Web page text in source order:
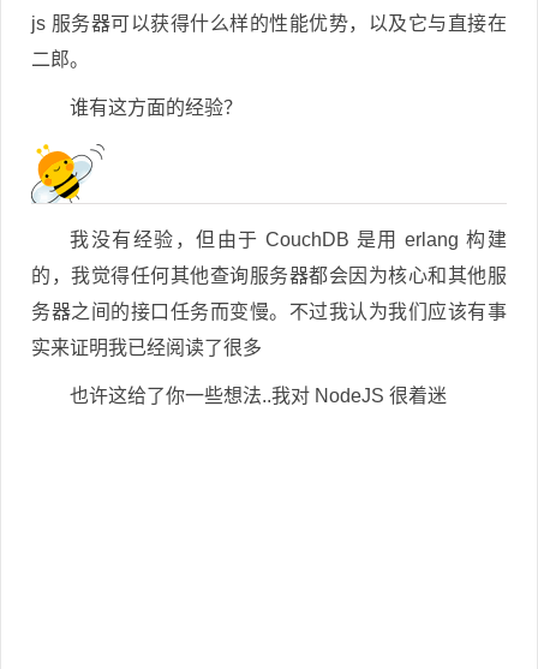
js 服务器可以获得什么样的性能优势，以及它与直接在
二郎。
谁有这方面的经验？
我没有经验，但由于 CouchDB 是用 erlang 构建
的，我觉得任何其他查询服务器都会因为核心和其他服
务器之间的接口任务而变慢。不过我认为我们应该有事
实来证明我已经阅读了很多
也许这给了你一些想法..我对 NodeJS 很着迷